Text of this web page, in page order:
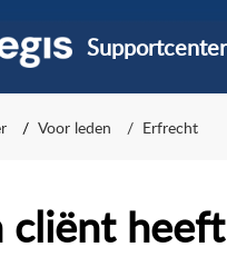
Supportcenter
Voor leden Erfrecht
cliënt